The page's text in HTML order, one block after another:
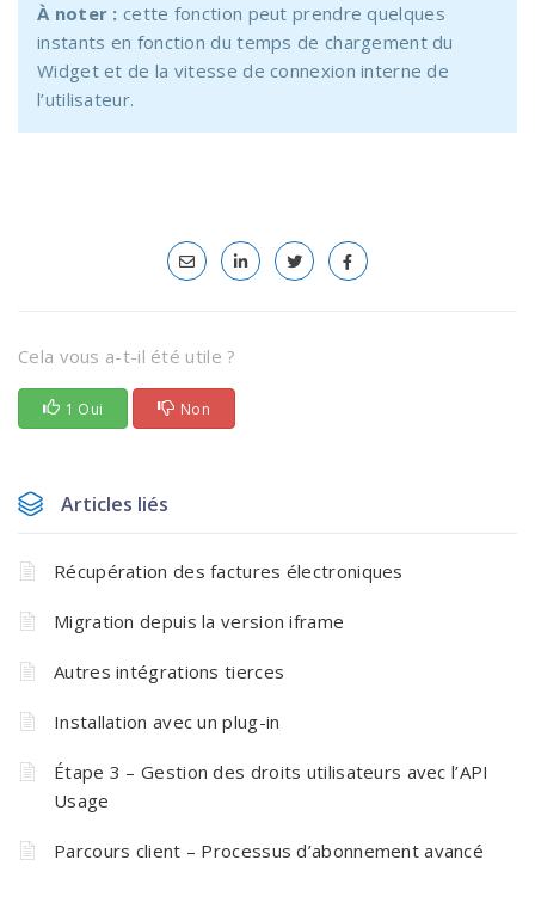
À noter : cette fonction peut prendre quelques
instants en fonction du temps de chargement du
Widget et de la vitesse de connexion interne de
l’utilisateur.
Cela vous a-t-il été utile ?
1 Oui Non
Articles liés
Récupération des factures électroniques
Migration depuis la version iframe
Autres intégrations tierces
Installation avec un plug-in
Étape 3 – Gestion des droits utilisateurs avec l’API
Usage
Parcours client – Processus d’abonnement avancé